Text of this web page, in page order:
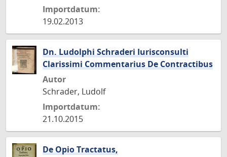
Importdatum:
19.02.2013
Dn. Ludolphi Schraderi Iurisconsulti
Clarissimi Commentarius De Contractibus
Autor
Schrader, Ludolf
Importdatum:
21.10.2015
De Opio Tractatus,